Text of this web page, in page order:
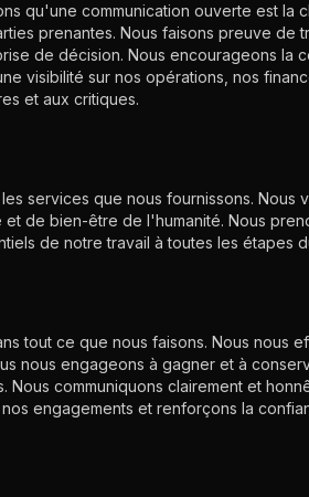
qu'une communication ouverte est la
prenantes. Nous faisons preuve de
de décision. Nous encourageons la
visibilité sur nos opérations, nos
et aux critiques.
services que nous fournissons. Nous
de bien-être de l'humanité. Nous
de notre travail à toutes les étapes
tout ce que nous faisons. Nous nous
nous engageons à gagner et à
communiquons clairement et
engagements et renforçons la